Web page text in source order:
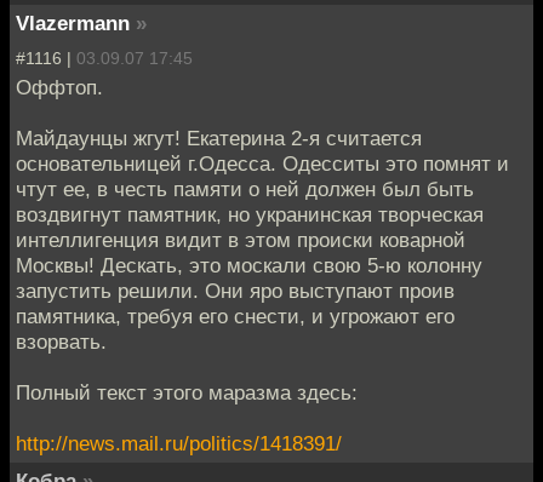
Vlazermann »
#1116 | 03.09.07 17:45
Оффтоп.
Майдаунцы жгут! Екатерина 2-я считается
основательницей г.Одесса. Одесситы это помнят и
чтут ее, в честь памяти о ней должен был быть
воздвигнут памятник, но укранинская творческая
интеллигенция видит в этом происки коварной
Москвы! Дескать, это москали свою 5-ю колонну
запустить решили. Они яро выступают проив
памятника, требуя его снести, и угрожают его
взорвать.
Полный текст этого маразма здесь:
http://news.mail.ru/politics/1418391/